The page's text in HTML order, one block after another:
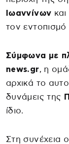
Ιωαννίνων
τον εντοπισμό
Σύμφωνα με
news.gr, η
αρχικά το
δυνάμεις της
ίδιο.
Στη συνέχεια